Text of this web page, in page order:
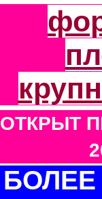
ОТКРЫТ
БОЛЕЕ